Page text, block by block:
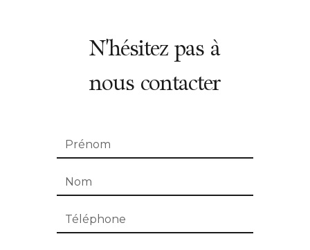
N'hésitez pas à
nous contacter